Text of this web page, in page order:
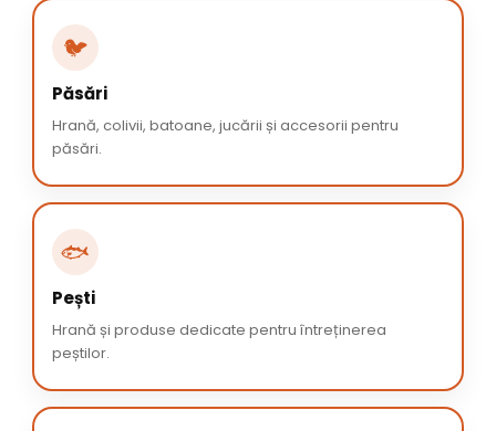
🐦
Păsări
Hrană, colivii, batoane, jucării și accesorii pentru
păsări.
🐟
Pești
Hrană și produse dedicate pentru întreținerea
peștilor.